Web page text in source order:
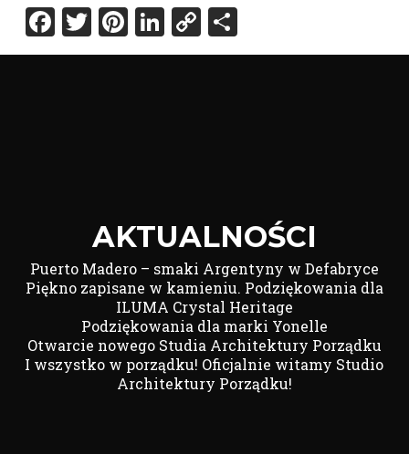
Facebook
Twitter
Pinterest
LinkedIn
Copy
Link
Share
AKTUALNOŚCI
Puerto Madero – smaki Argentyny w Defabryce
Piękno zapisane w kamieniu. Podziękowania dla
ILUMA Crystal Heritage
Podziękowania dla marki Yonelle
Otwarcie nowego Studia Architektury Porządku
I wszystko w porządku! Oficjalnie witamy Studio
Architektury Porządku!